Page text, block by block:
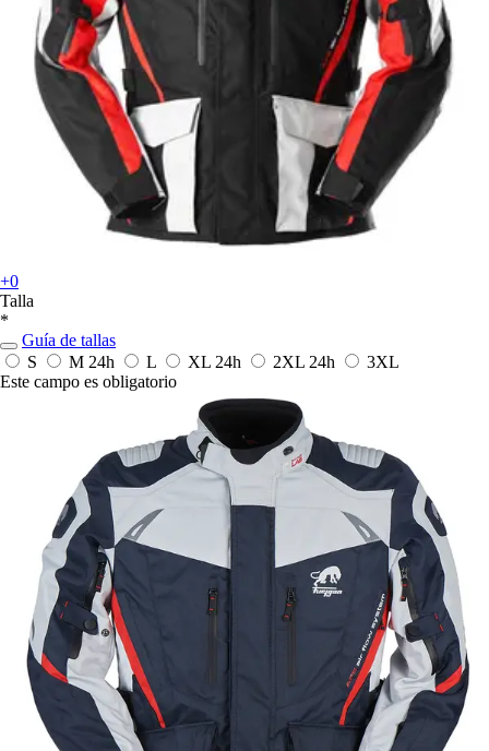
+0
Talla
*
Guía de tallas
S
M 24h L XL 24h 2XL 24h
3XL
Este campo es obligatorio